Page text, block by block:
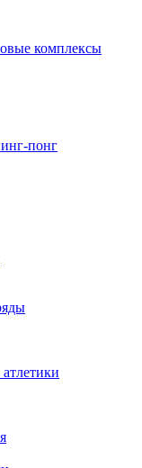
комплексы
понг